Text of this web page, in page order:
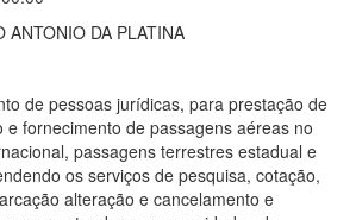
ANTONIO DA PLATINA
de pessoas jurídicas, para prestação de
e fornecimento de passagens aéreas no
passagens terrestres estadual e
os serviços de pesquisa, cotação,
alteração e cancelamento e